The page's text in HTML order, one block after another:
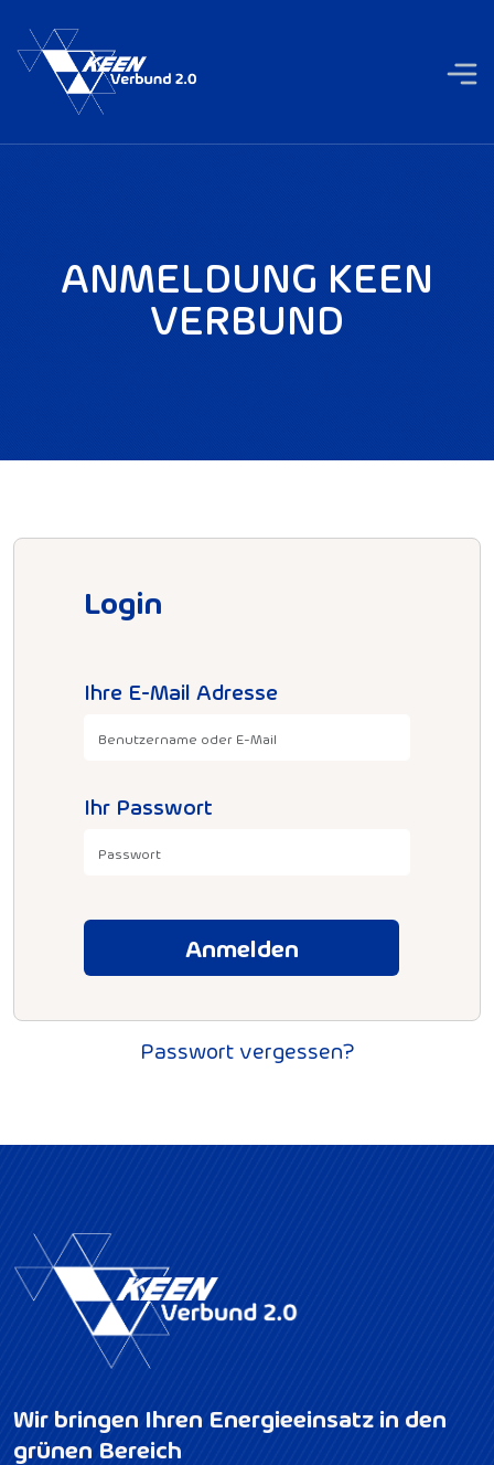
ANMELDUNG KEEN
VERBUND
Login
Ihre E-Mail Adresse
Ihr Passwort
Anmelden
Passwort vergessen?
Wir bringen Ihren Energieeinsatz in den
grünen Bereich